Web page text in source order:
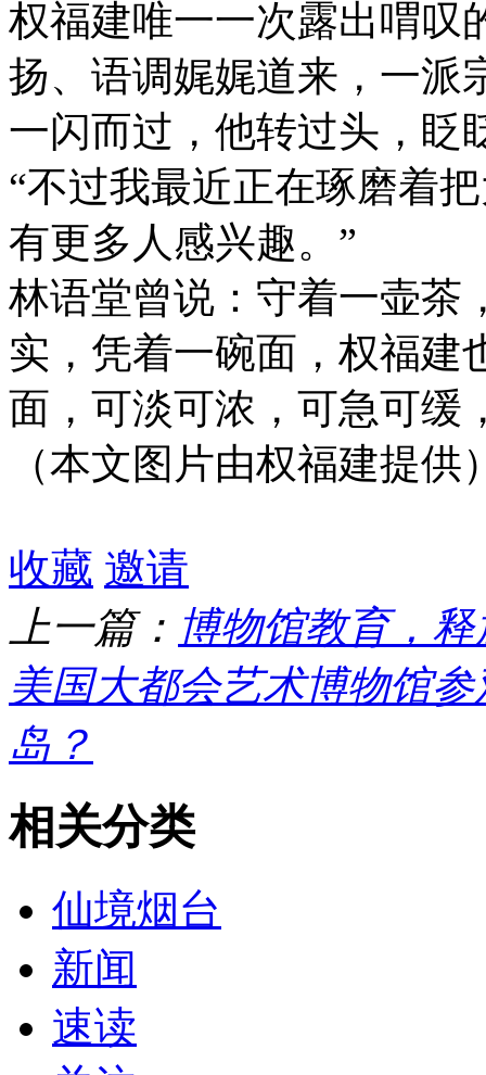
权福建唯一一次露出喟叹
扬、语调娓娓道来，一派
一闪而过，他转过头，眨
“不过我最近正在琢磨着
有更多人感兴趣。”
林语堂曾说：守着一壶茶
实，凭着一碗面，权福建
面，可淡可浓，可急可缓
（本文图片由权福建提供
收藏 邀请
上一篇： 博物馆教育，
美国大都会艺术博物馆
岛？
相关分类
仙境烟台
新闻
速读